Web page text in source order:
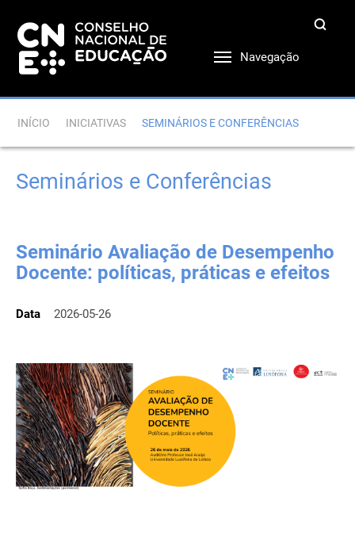
Navegação
INÍCIO INICIATIVAS SEMINÁRIOS E CONFERÊNCIAS
Seminários e Conferências
Seminário Avaliação de Desempenho
Docente: políticas, práticas e efeitos
Data 2026-05-26